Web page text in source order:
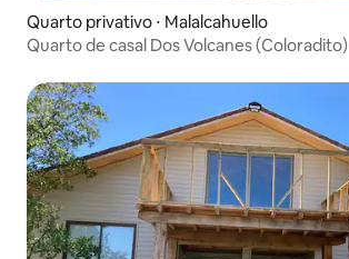
Quarto privativo ⋅ Malalcahuello
Quarto de casal Dos Volcanes (Coloradito)